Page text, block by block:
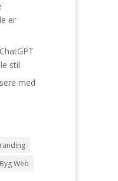
er
stil
med
Byg Web